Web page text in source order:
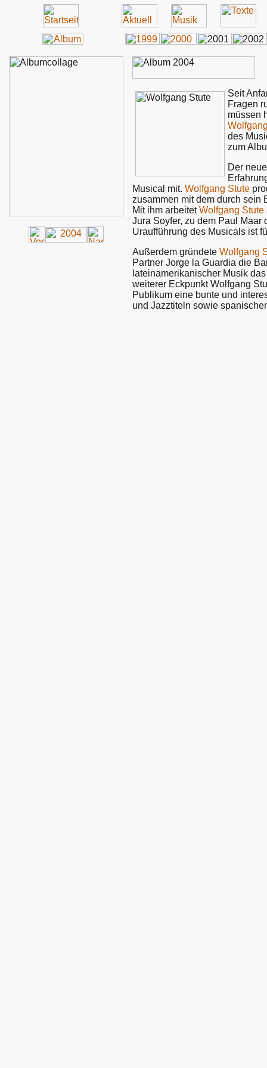
Seit
Fragen
müssen
des
zum
Der
Musical mit. Wolfgang Stute
zusammen mit dem durch sein
Mit ihm arbeitetWolfgang Stute
Jura Soyfer, zu dem Paul Maar
Uraufführung des Musicals ist
Außerdem gründete Wolfgang
Partner Jorge la Guardia die
lateinamerikanischer Musik
weiterer Eckpunkt Wolfgang
Publikum eine bunte und
und Jazztiteln sowie